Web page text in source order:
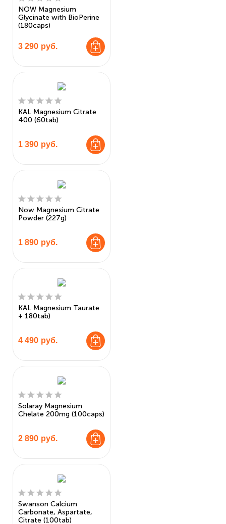
NOW Magnesium
Glycinate with BioPerine
(180caps)
3 290 руб.
KAL Magnesium Citrate
400 (60tab)
1 390 руб.
Now Magnesium Citrate
Powder (227g)
1 890 руб.
KAL Magnesium Taurate
+ 180tab)
4 490 руб.
Solaray Magnesium
Chelate 200mg (100caps)
2 890 руб.
Swanson Calcium
Carbonate, Aspartate,
Citrate (100tab)